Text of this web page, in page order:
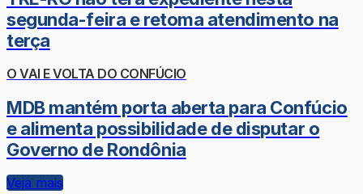
segunda-feira e retoma atendimento na
terça
O VAI E VOLTA DO CONFÚCIO
MDB mantém porta aberta para Confúcio
e alimenta possibilidade de disputar o
Governo de Rondônia
Veja mais